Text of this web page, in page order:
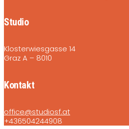
Studio
Klosterwiesgasse 14
Graz A – 8010
Kontakt
office@studiosf.at
+436504244908